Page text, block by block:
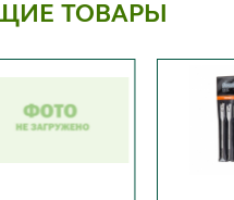
ТОВАРЫ